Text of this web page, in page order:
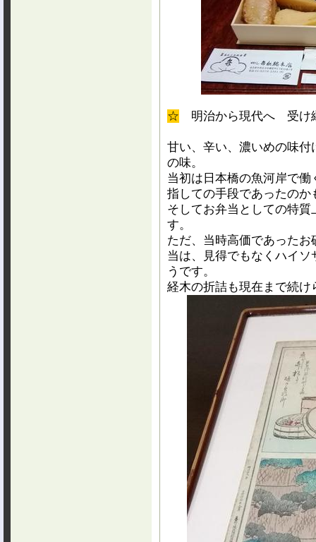
☆ 明治から現代へ 受け
甘い、辛い、濃いめの味
の味。
当初は日本橋の魚河岸で
指しての手段であったのか
そしてお弁当としての特
す。
ただ、当時高価であった
当は、見得でもなくハイ
うです。
経木の折詰も現在まで続け